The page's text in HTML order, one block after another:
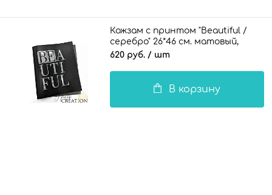
Кожзам с принтом "Beautiful /
серебро" 26*46 см. матовый,
черный
620 руб. / шт
В корзину